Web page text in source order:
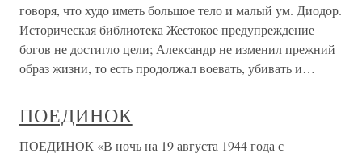
говоря, что худо иметь большое тело и малый ум. Диодор.
Историческая библиотека Жестокое предупреждение
богов не достигло цели; Александр не изменил прежний
образ жизни, то есть продолжал воевать, убивать и…
ПОЕДИНОК
ПОЕДИНОК «В ночь на 19 августа 1944 года с